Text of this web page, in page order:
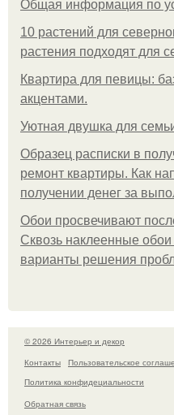
Общая информация по
10 растений для
растения подходят для
Квартира для певицы:
акцентами.
Уютная двушка для
Образец расписки в
ремонт квартиры. Как
получении денег за
Обои просвечивают
Сквозь наклеенные обои
варианты решения
© 2026 Интерьер и декор
Контакты
Пользовательское
Политика конфидециальности
Обратная связь